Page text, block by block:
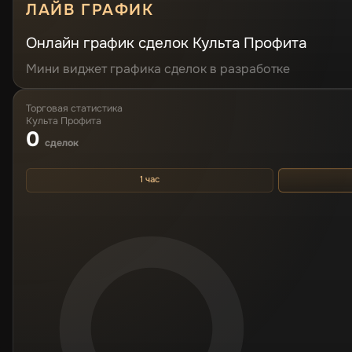
ЛАЙВ ГРАФИК
Онлайн график сделок Культа Профита
Мини виджет графика сделок в разработке
Торговая статистика
Культа Профита
0 сделок
1 час